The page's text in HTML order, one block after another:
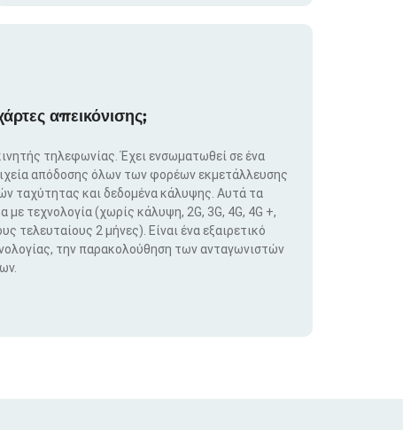
απεικόνισης;
τηλεφωνίας. Έχει ενσωματωθεί σε ένα
απόδοσης όλων των φορέων εκμετάλλευσης
ταχύτητας και δεδομένα κάλυψης. Αυτά τα
τεχνολογία (χωρίς κάλυψη, 2G, 3G, 4G, 4G +,
τελευταίους 2 μήνες). Είναι ένα εξαιρετικό
την παρακολούθηση των ανταγωνιστών